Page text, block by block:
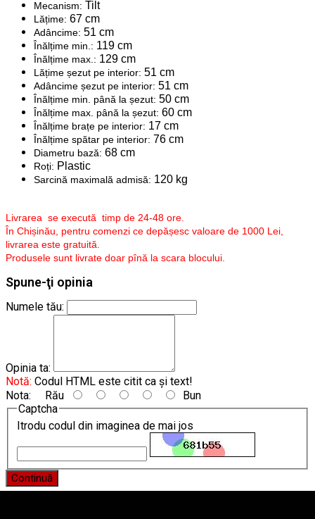
Mecanism: Tilt
Lățime: 67 cm
Adâncime: 51 cm
Înălțime min.: 119 cm
Înălțime max.: 129 cm
Lățime șezut pe interior: 51 cm
Adâncime șezut pe interior: 51 cm
Înălțime min. până la șezut: 50 cm
Înălțime max. până la șezut: 60 cm
Înălțime brațe pe interior: 17 cm
Înălțime spătar pe interior: 76 cm
Diametru bază: 68 cm
Roți: Plastic
Sarcină maximală admisă: 120 kg
Livrarea se execută timp de 24-48 ore.
În Chișinău, pentru comenzi ce depășesc valoare de 1000 Lei,
livrarea este gratuită.
Produsele sunt livrate doar pînă la scara blocului.
Spune-ţi opinia
Numele tău:
Opinia ta:
Notă: Codul HTML este citit ca şi text!
Nota: Rău
Bun
Captcha
Itrodu codul din imaginea de mai jos
Continuă